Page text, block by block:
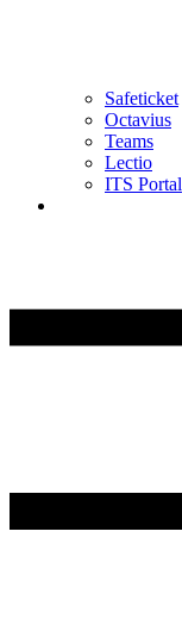
Safeticket
Octavius
Teams
Lectio
ITS Portal